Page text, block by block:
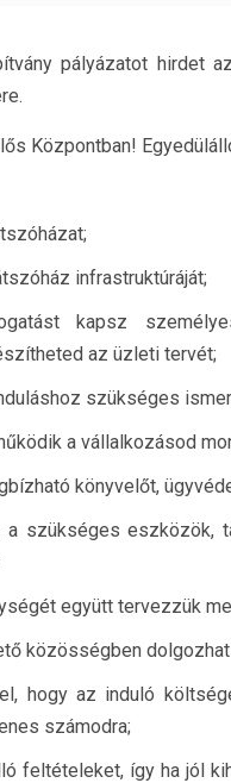
pályázatot hirdet
Központban!
infrastruktúráját;
kapsz
az üzleti tervét;
szükséges
a vállalkozásod
könyvelőt,
szükséges eszközök,
együtt tervezzük
közösségben
hogy az induló
számodra;
feltételeket, így ha jól